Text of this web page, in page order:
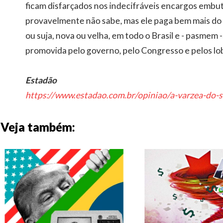
ficam disfarçados nos indecifráveis encargos
provavelmente não sabe, mas ele paga bem mais
ou suja, nova ou velha, em todo o Brasil e -
promovida pelo governo, pelo Congresso e pelos
Estadão
https://www.estadao.com.br/opiniao/a-varzea-
Veja também: